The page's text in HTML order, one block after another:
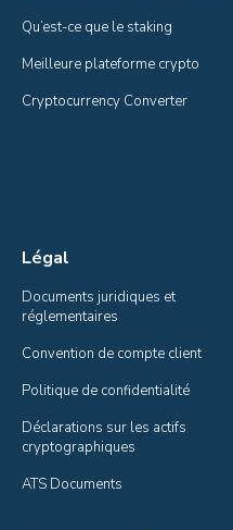
Qu’est-ce que le staking
Meilleure plateforme crypto
Cryptocurrency Converter
Légal
Documents juridiques et
réglementaires
Convention de compte client
Politique de confidentialité
Déclarations sur les actifs
cryptographiques
ATS Documents